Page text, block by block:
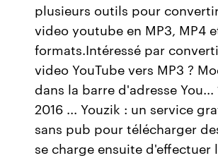
plusieurs outils pour
video youtube en MP3, MP4
formats.Intéressé par
video YouTube vers MP3 ?
dans la barre d'adresse You...
2016 ... Youzik : un service
sans pub pour télécharger
se charge ensuite d'effectuer